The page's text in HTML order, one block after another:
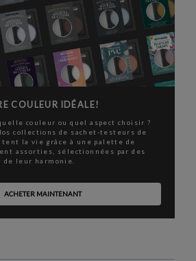
COULEUR IDÉALE!
couleur ou quel aspect choisir ?
collections de sachet-testeurs de
la vie grâce à une palette de
assorties, sélectionnées par des
leur harmonie.
ACHETER MAINTENANT